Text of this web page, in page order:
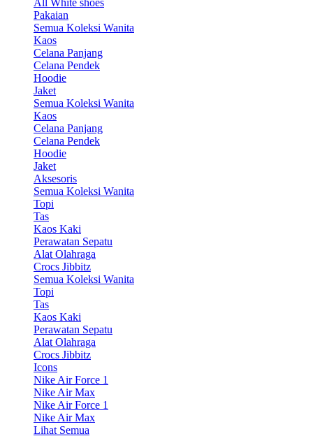
All White shoes
Pakaian
Semua Koleksi Wanita
Kaos
Celana Panjang
Celana Pendek
Hoodie
Jaket
Semua Koleksi Wanita
Kaos
Celana Panjang
Celana Pendek
Hoodie
Jaket
Aksesoris
Semua Koleksi Wanita
Topi
Tas
Kaos Kaki
Perawatan Sepatu
Alat Olahraga
Crocs Jibbitz
Semua Koleksi Wanita
Topi
Tas
Kaos Kaki
Perawatan Sepatu
Alat Olahraga
Crocs Jibbitz
Icons
Nike Air Force 1
Nike Air Max
Nike Air Force 1
Nike Air Max
Lihat Semua